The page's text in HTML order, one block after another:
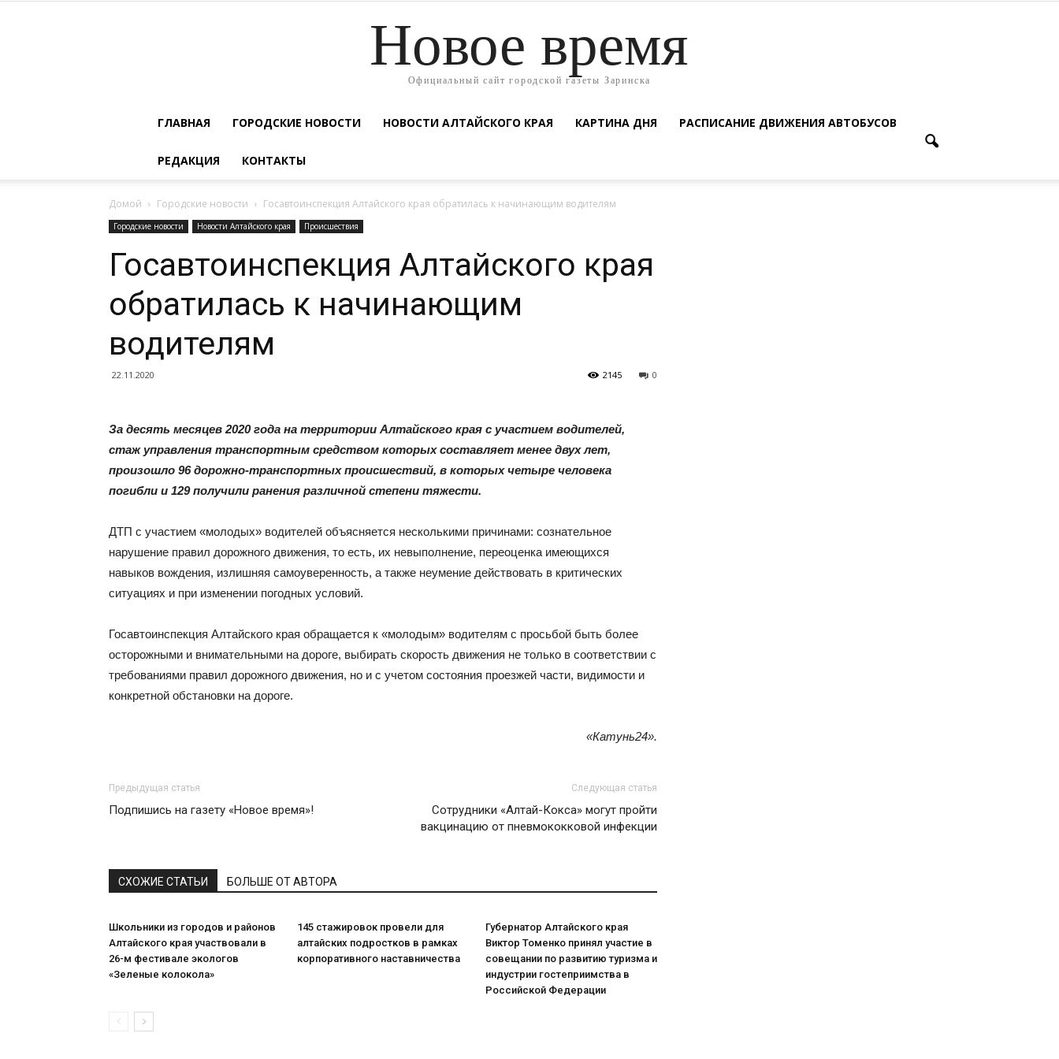
Новое время
Официальный сайт городской газеты Заринска
ГЛАВНАЯ ГОРОДСКИЕ НОВОСТИ НОВОСТИ АЛТАЙСКОГО КРАЯ КАРТИНА ДНЯ РАСПИСАНИЕ ДВИЖЕНИЯ АВТОБУСОВ
РЕДАКЦИЯ КОНТАКТЫ
Домой Городские новости Госавтоинспекция Алтайского края обратилась к начинающим водителям
Городские новости Новости Алтайского края Происшествия
Госавтоинспекция Алтайского края
обратилась к начинающим
водителям
22.11.2020 0
2145
За десять месяцев 2020 года на территории Алтайского края с участием водителей,
стаж управления транспортным средством которых составляет менее двух лет,
произошло 96 дорожно-транспортных происшествий, в которых четыре человека
погибли и 129 получили ранения различной степени тяжести.
ДТП с участием «молодых» водителей объясняется несколькими причинами: сознательное
нарушение правил дорожного движения, то есть, их невыполнение, переоценка имеющихся
навыков вождения, излишняя самоуверенность, а также неумение действовать в критических
ситуациях и при изменении погодных условий.
Госавтоинспекция Алтайского края обращается к «молодым» водителям с просьбой быть более
осторожными и внимательными на дороге, выбирать скорость движения не только в соответствии с
требованиями правил дорожного движения, но и с учетом состояния проезжей части, видимости и
конкретной обстановки на дороге.
«Катунь24».
Предыдущая статья
Подпишись на газету «Новое время»!
Следующая статья
Сотрудники «Алтай-Кокса» могут пройти
вакцинацию от пневмококковой инфекции
СХОЖИЕ СТАТЬИ БОЛЬШЕ ОТ АВТОРА
Школьники из городов и районов
Алтайского края участвовали в
26-м фестивале экологов
«Зеленые колокола»
145 стажировок провели для
алтайских подростков в рамках
корпоративного наставничества
Губернатор Алтайского края
Виктор Томенко принял участие в
совещании по развитию туризма и
индустрии гостеприимства в
Российской Федерации